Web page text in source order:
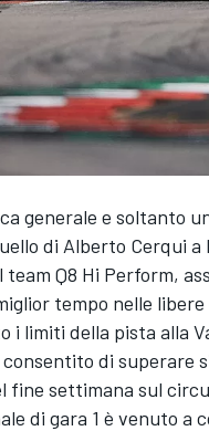
generale e soltanto
di Alberto Cerqui
team Q8 Hi Perform,
tempo nelle
i limiti della pista alla
di superare
fine settimana sul
di gara 1 è venuto